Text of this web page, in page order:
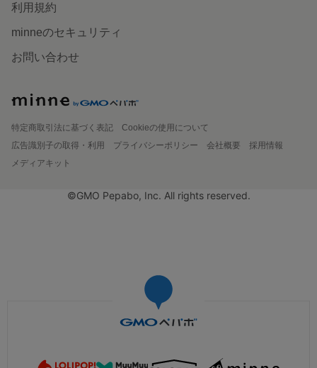
利用規約
minneのセキュリティ
お問い合わせ
特定商取引法に基づく表記
Cookieの使用について
広告識別子の取得・利用
プライバシーポリシー 会社概要
採用情報
メディアキット
©GMO Pepabo, Inc. All rights reserved.